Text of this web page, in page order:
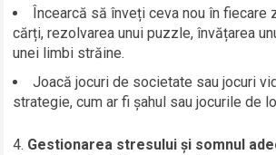
Încearcă să înveți ceva nou în fiecare
cărți, rezolvarea unui puzzle, învățarea
unei limbi străine.
Joacă jocuri de societate sau jocuri
strategie, cum ar fi șahul sau jocurile de
Gestionarea stresului și somnul